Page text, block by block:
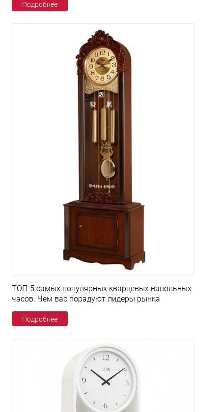
Подробнее
ТОП-5 самых популярных кварцевых напольных
часов. Чем вас порадуют лидеры рынка
Подробнее